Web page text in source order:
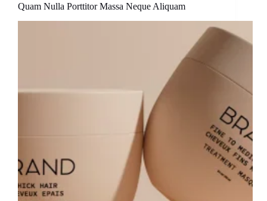
Quam Nulla Porttitor Massa Neque Aliquam